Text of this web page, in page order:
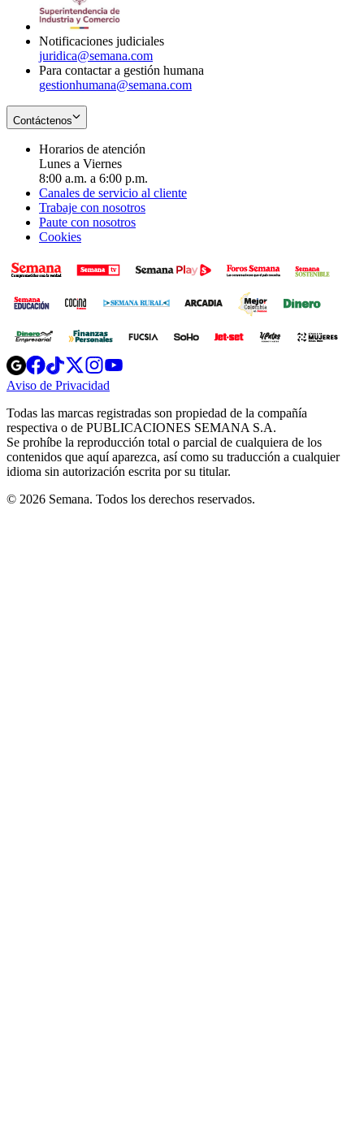
Notificaciones judiciales
juridica@semana.com
Para contactar a gestión humana
gestionhumana@semana.com
Contáctenos
Horarios de atención
Lunes a Viernes
8:00 a.m. a 6:00 p.m.
Canales de servicio al cliente
Trabaje con nosotros
Paute con nosotros
Cookies
Opens
in
new
Opens
in
new
Opens
in
new
window
Opens
new
windowwindow
Aviso de Privacidad
new
window
Todas las marcas registradas son propiedad de la compañía
respectiva o de PUBLICACIONES SEMANA S.A.
Se prohíbe la reproducción total o parcial de cualquiera de los
contenidos que aquí aparezca, así como su traducción a cualquier
idioma sin autorización escrita por su titular.
© 2026 Semana. Todos los derechos reservados.